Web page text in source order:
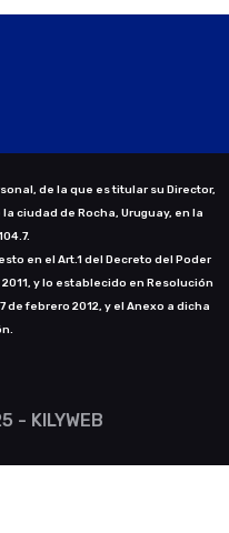
de la que es titular su Director,
la ciudad de Rocha, Uruguay, en la
en el Art.1 del Decreto del Poder
y lo establecido en Resolución
de febrero 2012, y el Anexo a dicha
- KILYWEB